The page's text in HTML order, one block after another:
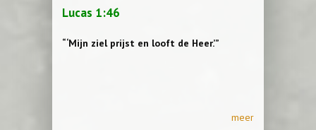
Lucas 1:46
“‘Mijn ziel prijst en looft de Heer.’”
meer